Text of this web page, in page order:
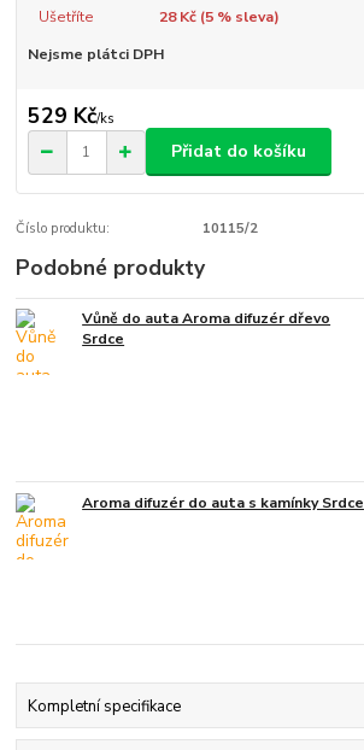
Ušetříte 28 Kč (5% sleva)
Nejsme plátci DPH
529 Kč/ks
Přidat do košíku
Číslo produktu: 10115/2
Podobné produkty
Vůně do auta Aroma difuzér dřevo
Srdce
Aroma difuzér do auta s kamínky Srdce
Kompletní specifikace